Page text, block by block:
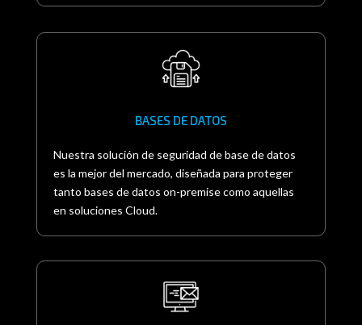
BASES DE DATOS
Nuestra solución de seguridad de base de datos
es la mejor del mercado, diseñada para proteger
tanto bases de datos on-premise como aquellas
en soluciones Cloud.